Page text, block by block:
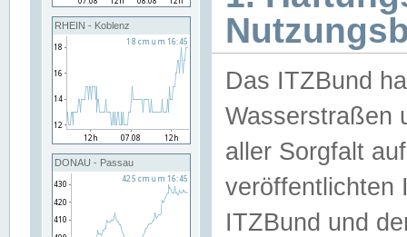
RHEIN - Koblenz
DONAU - Passau
Das ITZBund
Wasserstraßen
aller Sorgfalt
veröffentlichten
ITZBund und